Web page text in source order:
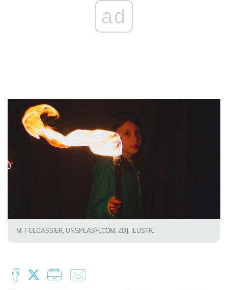
ad
M-T-ELGASSIER, UNSPLASH.COM, ZDJ. ILUSTR.